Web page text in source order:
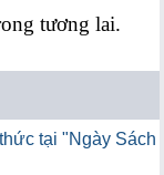
tương lai.
tại "Ngày Sách